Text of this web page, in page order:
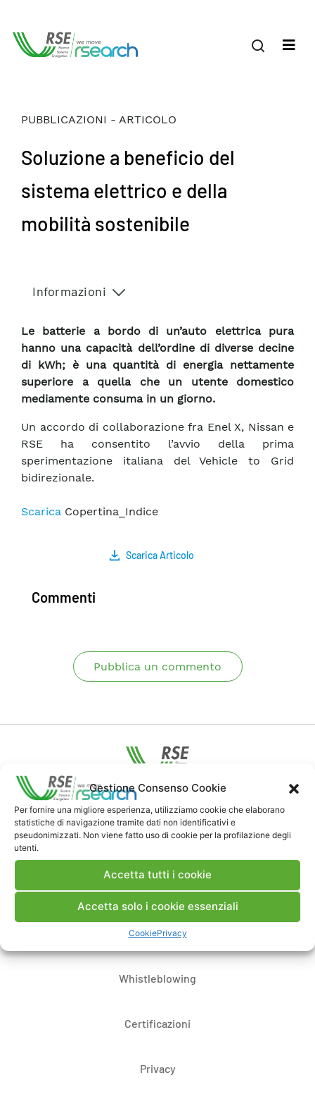
Gestione Consenso Cookie
Per fornire una migliore esperienza, utilizziamo cookie che elaborano
statistiche di navigazione tramite dati non identificativi e
pseudonimizzati. Non viene fatto uso di cookie per la profilazione degli
utenti.
Accetta tutti i cookie
Accetta solo i cookie essenziali
CookiePrivacy
PUBBLICAZIONI - ARTICOLO
Soluzione a beneficio del
sistema elettrico e della
mobilità sostenibile
Informazioni
Le batterie a bordo di un’auto elettrica pura
hanno una capacità dell’ordine di diverse decine
di kWh; è una quantità di energia nettamente
superiore a quella che un utente domestico
mediamente consuma in un giorno.
Un accordo di collaborazione fra Enel X, Nissan e
RSE ha consentito l’avvio della prima
sperimentazione italiana del Vehicle to Grid
bidirezionale.
Scarica Copertina_Indice
Scarica Articolo
Commenti
Pubblica un commento
Note Legali
Dove siamo
Bandi di gara e contratti
Whistleblowing
Certificazioni
Privacy